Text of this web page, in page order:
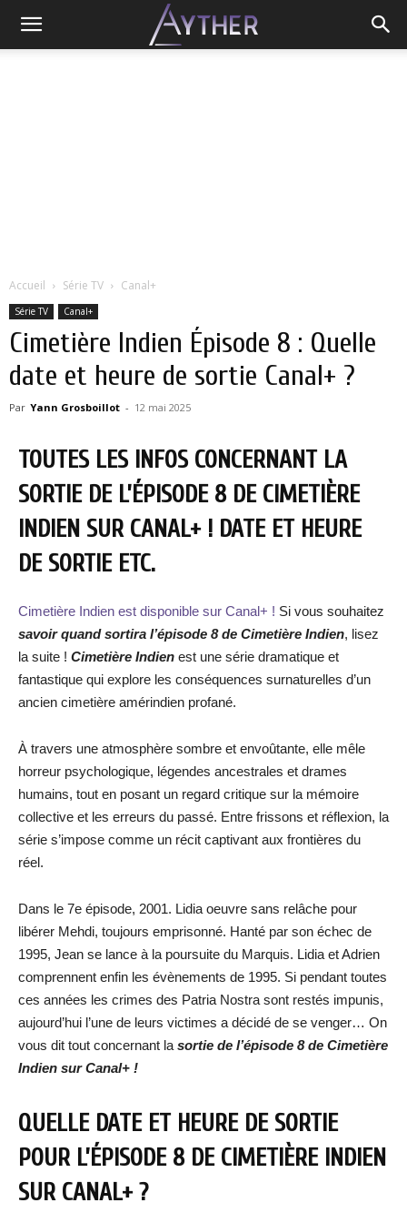
Accueil Série TV Canal+
Série TV Canal+
Cimetière Indien Épisode 8 : Quelle
date et heure de sortie Canal+ ?
Par Yann Grosboillot - 12 mai 2025
TOUTES LES INFOS CONCERNANT LA
SORTIE DE L’ÉPISODE 8 DE CIMETIÈRE
INDIEN SUR CANAL+ ! DATE ET HEURE
DE SORTIE ETC.
Cimetière Indien est disponible sur Canal+ ! Si vous souhaitez
savoir quand sortira l’épisode 8 de Cimetière Indien, lisez
la suite ! Cimetière Indien est une série dramatique et
fantastique qui explore les conséquences surnaturelles d’un
ancien cimetière amérindien profané.
À travers une atmosphère sombre et envoûtante, elle mêle
horreur psychologique, légendes ancestrales et drames
humains, tout en posant un regard critique sur la mémoire
collective et les erreurs du passé. Entre frissons et réflexion, la
série s’impose comme un récit captivant aux frontières du
réel.
Dans le 7e épisode, 2001. Lidia oeuvre sans relâche pour
libérer Mehdi, toujours emprisonné. Hanté par son échec de
1995, Jean se lance à la poursuite du Marquis. Lidia et Adrien
comprennent enfin les évènements de 1995. Si pendant toutes
ces années les crimes des Patria Nostra sont restés impunis,
aujourd’hui l’une de leurs victimes a décidé de se venger… On
vous dit tout concernant la sortie de l’épisode 8 de Cimetière
Indien sur Canal+ !
QUELLE DATE ET HEURE DE SORTIE
POUR L’ÉPISODE 8 DE CIMETIÈRE INDIEN
SUR CANAL+ ?